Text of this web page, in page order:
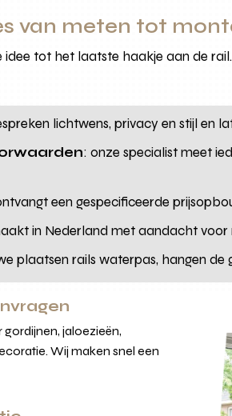
van meten tot
idee tot het laatste haakje aan de
lichtwens, privacy en stijl en
: onze specialist meet
een gespecificeerde
in Nederland met aandacht
plaatsen rails waterpas, hangen
jaloezieën,
Wij maken snel een